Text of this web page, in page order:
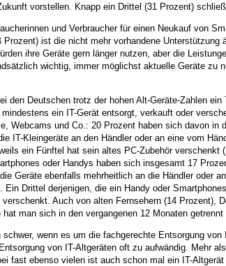
vorstellen. Knapp ein Drittel (31 Prozent)
und Verbraucher für einen Neukauf von
ist die nicht mehr vorhandene Unterstützung
ihre Geräte gern länger nutzen, aber die
wichtig, immer möglichst aktuelle Geräte zu
den Deutschen trotz der hohen Alt-Geräte-Zahlen
ein IT-Gerät entsorgt, verkauft oder
Webcams und Co.: 20 Prozent haben sich davon in
IT-Kleingeräte an den Händler oder an eine vom
ein Fünftel hat sein altes PC-Zubehör verschenkt
oder Handys haben sich insgesamt 17
Geräte ebenfalls mehrheitlich an die Händler oder
Drittel derjenigen, die ein Handy oder
Auch von alten Fernsehern (14 Prozent),
man sich in den vergangenen 12 Monaten getrennt
wenn es um die fachgerechte Entsorgung von
von IT-Altgeräten oft zu aufwändig. Mehr
fast ebenso vielen ist auch schon mal ein IT-Altgerät